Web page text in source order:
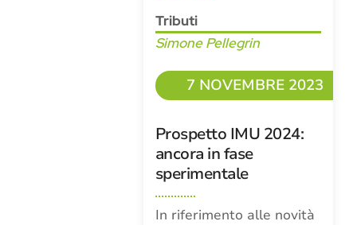
Tributi
Simone Pellegrin
7 NOVEMBRE 2023
Prospetto IMU 2024:
ancora in fase
sperimentale
In riferimento alle novità